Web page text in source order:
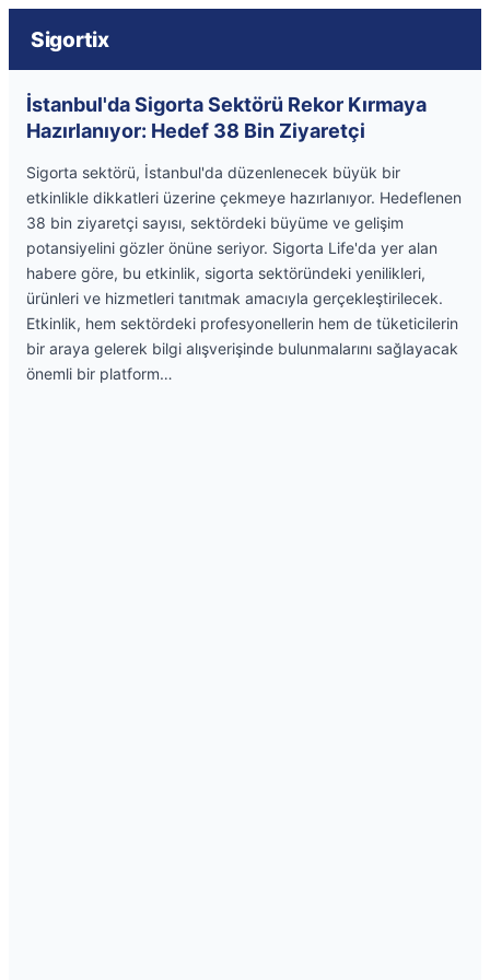
Sigortix
İstanbul'da Sigorta Sektörü Rekor Kırmaya
Hazırlanıyor: Hedef 38 Bin Ziyaretçi
Sigorta sektörü, İstanbul'da düzenlenecek büyük bir
etkinlikle dikkatleri üzerine çekmeye hazırlanıyor. Hedeflenen
38 bin ziyaretçi sayısı, sektördeki büyüme ve gelişim
potansiyelini gözler önüne seriyor. Sigorta Life'da yer alan
habere göre, bu etkinlik, sigorta sektöründeki yenilikleri,
ürünleri ve hizmetleri tanıtmak amacıyla gerçekleştirilecek.
Etkinlik, hem sektördeki profesyonellerin hem de tüketicilerin
bir araya gelerek bilgi alışverişinde bulunmalarını sağlayacak
önemli bir platform…